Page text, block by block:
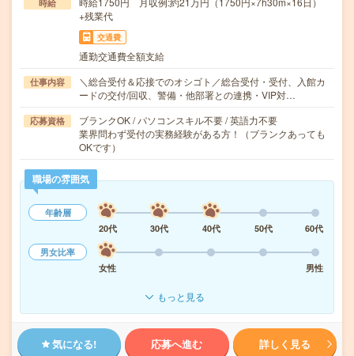
時給
+残業代
交通費
通勤交通費全額支給
仕事内容
＼総合受付＆応接でのオシゴト／総合受付・受付、入館カ
ードの交付/回収、警備・他部署との連携・VIP対…
応募資格
ブランクOK / パソコンスキル不要 / 英語力不要
業界問わず受付の実務経験がある方！（ブランクあっても
OKです）
職場の雰囲気
年齢層
20代
30代 40代 50代
60代
男女比率
女性
男性
もっと見る
気になる! 応募へ進む 詳しく見る